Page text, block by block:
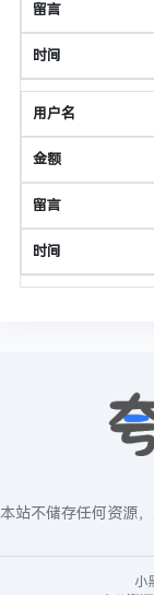
本站不储存任何资源
小